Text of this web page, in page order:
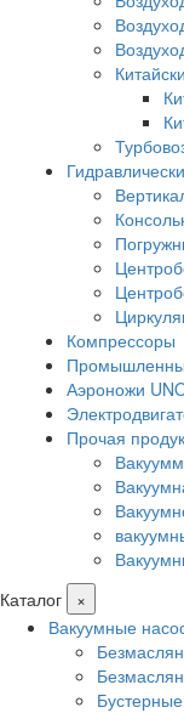
Компрессоры
Аэроножи
Прочая
Каталог
×
Вакуумные